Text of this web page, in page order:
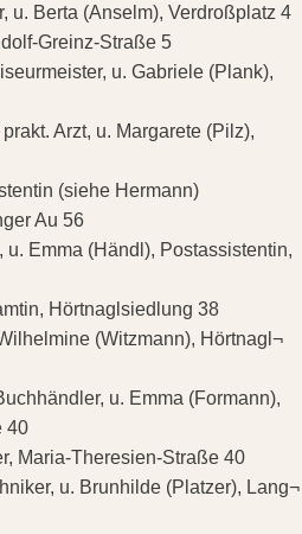
u. Berta (Anselm), Verdroßplatz 4
Greinz-Straße 5
u. Gabriele (Plank),
Arzt, u. Margarete (Pilz),
(siehe Hermann)
Au 56
Emma (Händl), Postassistentin,
Hörtnaglsiedlung 38
(Witzmann), Hörtnagl¬
u. Emma (Formann),
40
Maria-Theresien-Straße 40
u. Brunhilde (Platzer), Lang¬